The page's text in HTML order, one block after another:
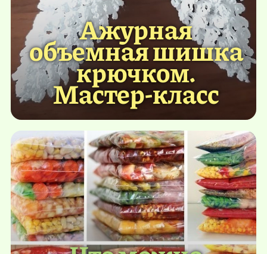
Ажурная
объемная шишка
крючком.
Мастер-класс